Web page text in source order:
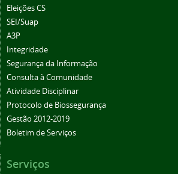
Eleições CS
SEI/Suap
A3P
Integridade
Segurança da Informação
Consulta à Comunidade
Atividade Disciplinar
Protocolo de Biossegurança
Gestão 2012-2019
Boletim de Serviços
Serviços